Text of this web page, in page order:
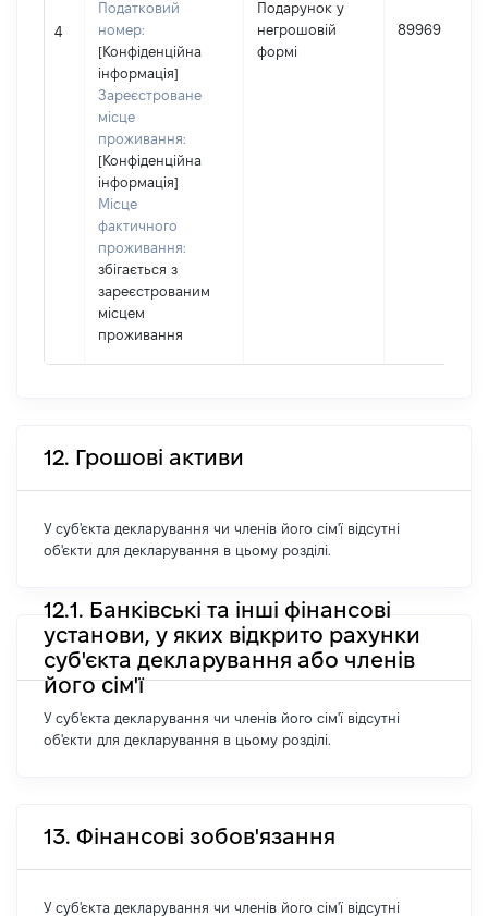
4
Податковий
номер:
[Конфіденційна
інформація]
Зареєстроване
місце
проживання:
[Конфіденційна
інформація]
Місце
фактичного
проживання:
збігається з
зареєстрованим
місцем
проживання
Подарунок у
негрошовій
формі
89969
12. Грошові активи
У суб'єкта декларування чи членів його сім'ї відсутні
об'єкти для декларування в цьому розділі.
12.1. Банківські та інші фінансові
установи, у яких відкрито рахунки
суб'єкта декларування або членів
його сім'ї
У суб'єкта декларування чи членів його сім'ї відсутні
об'єкти для декларування в цьому розділі.
13. Фінансові зобов'язання
У суб'єкта декларування чи членів його сім'ї відсутні